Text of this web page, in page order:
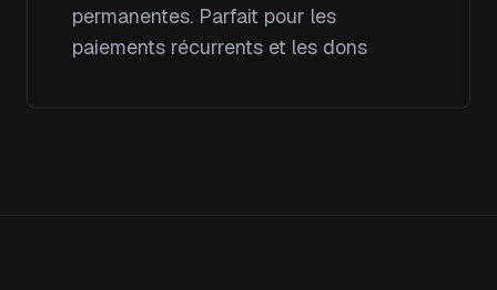
permanentes. Parfait pour les
paiements récurrents et les dons